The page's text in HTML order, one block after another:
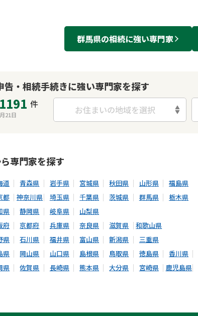
群馬県の相続に強い専門家
告・相続手続きに強い専門家を探す
1191 件
21日 お住まいの地域を選択
専門家を探す
道 青森県 岩手県 宮城県 秋田県 山形県
福島県
都 神奈川県 埼玉県 千葉県 茨城県 群馬県
栃木県
県 静岡県 岐阜県
山梨県
府 京都府 兵庫県 奈良県 滋賀県
和歌山県
県 石川県 福井県 富山県 新潟県
三重県
県 岡山県 山口県 島根県 鳥取県 徳島県 香川県
県 佐賀県 長崎県 熊本県 大分県 宮崎県 鹿児島県